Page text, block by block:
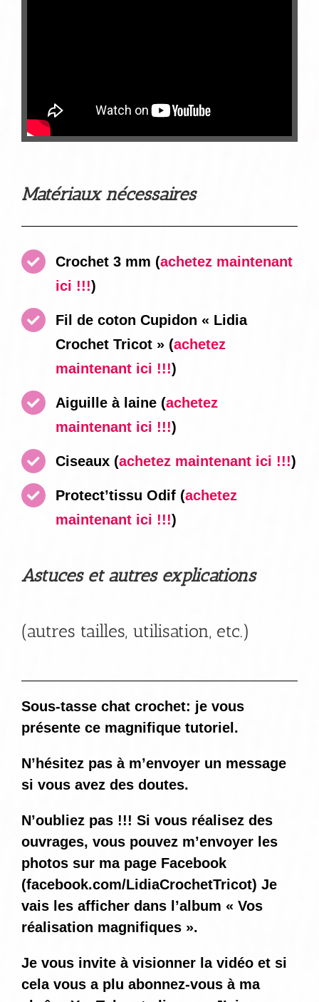
Matériaux nécessaires
Crochet 3 mm (achetez maintenant
ici !!!)
Fil de coton Cupidon « Lidia
Crochet Tricot » (achetez
maintenant ici !!!)
Aiguille à laine (achetez
maintenant ici !!!)
Ciseaux (achetez maintenant ici !!!)
Protect’tissu Odif (achetez
maintenant ici !!!)
Astuces et autres explications
(autres tailles, utilisation, etc.)
Sous-tasse chat crochet: je vous
présente ce magnifique tutoriel.
N’hésitez pas à m’envoyer un message
si vous avez des doutes.
N’oubliez pas !!! Si vous réalisez des
ouvrages, vous pouvez m’envoyer les
photos sur ma page Facebook
(facebook.com/LidiaCrochetTricot) Je
vais les afficher dans l’album « Vos
réalisation magnifiques ».
Je vous invite à visionner la vidéo et si
cela vous a plu abonnez-vous à ma